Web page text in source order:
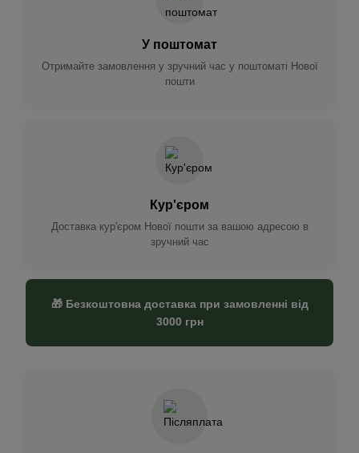
У поштомат
Отримайте замовлення у зручний час у поштоматі Нової
пошти
Кур'єром
Доставка кур'єром Нової пошти за вашою адресою в
зручний час
🎁 Безкоштовна доставка при замовленні від
3000 грн